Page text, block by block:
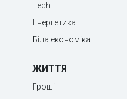
Tech
Енергетика
Біла економіка
ЖИТТЯ
Гроші